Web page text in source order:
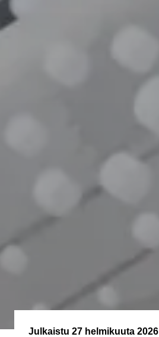
Julkaistu 27 helmikuuta 2026